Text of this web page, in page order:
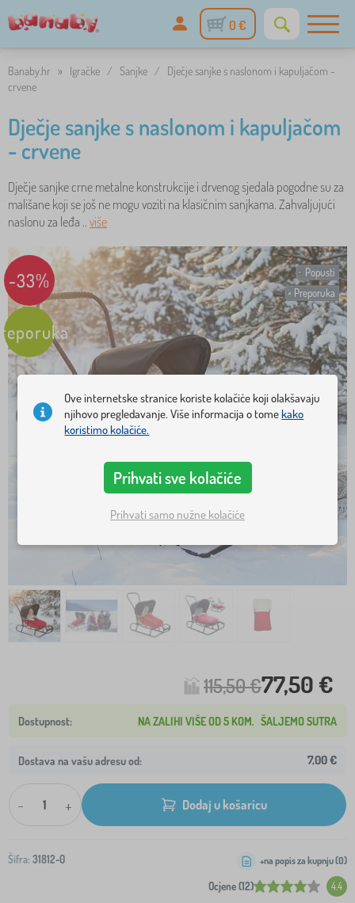
0 €
Banaby.hr » Igračke / Sanjke /
Dječje sanjke s naslonom i kapuljačom -
crvene
Dječje sanjke s naslonom i kapuljačom
- crvene
Dječje sanjke crne metalne konstrukcije i drvenog sjedala pogodne su za
mališane koji se još ne mogu voziti na klasičnim sanjkama. Zahvaljujući
naslonu za leđa .. više
Popusti
Preporuka
-33%
115,50 €77,50 €
NA ZALIHI VIŠE OD 5 KOM. ŠALJEMO SUTRA
Dostava na vašu adresu od: 7,00 €
- + Dodaj u košaricu
Šifra: 31812-0
Ocjene (12) 4.4
+na popis za kupnju (0)
Ove internetske stranice koriste kolačiće koji olakšavaju
njihovo pregledavanje. Više informacija o tomekako
koristimo kolačiće.
Prihvati sve kolačiće
Prihvati samo nužne kolačiće